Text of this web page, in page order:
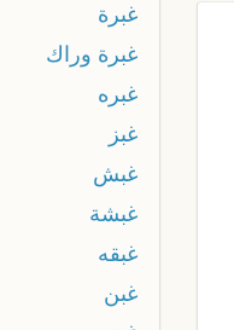
غبرة
غبرة وراك
غبره
غبز
غبش
غبشة
غبقه
غبن